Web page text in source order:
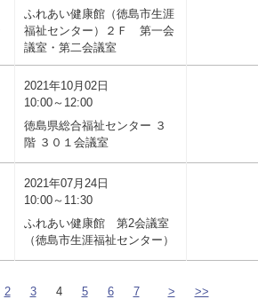
ふれあい健康館（徳島市生涯
福祉センター）２Ｆ 第一会
議室・第二会議室
2021年10月02日
10:00～12:00
徳島県総合福祉センター ３
階 ３０１会議室
2021年07月24日
10:00～11:30
ふれあい健康館 第2会議室
（徳島市生涯福祉センター）
2 3 4 5 6 7 > >>